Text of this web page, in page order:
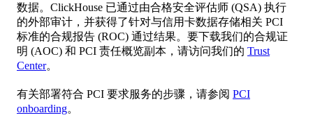
数据。ClickHouse 已通过由合格安全评估师 (QSA) 执行
的外部审计，并获得了针对与信用卡数据存储相关 PCI
标准的合规报告 (ROC) 通过结果。要下载我们的合规证
明 (AOC) 和 PCI 责任概览副本，请访问我们的 Trust
Center。
有关部署符合 PCI 要求服务的步骤，请参阅 PCI
onboarding。